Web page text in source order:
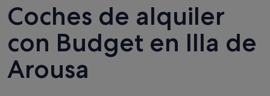
Coches de alquiler
con Budget en Illa de
Arousa